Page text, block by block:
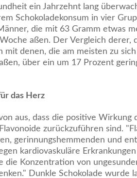
ein Jahrzehnt lang
Schokoladekonsum in vier
die mit 63 Gramm etwas
aßen. Der Vergleich derer,
mit denen, die am meisten zu
über ein um 17 Prozent
das Herz
aus, dass die positive Wirkung
zurückzuführen sind.
gerinnungshemmenden und
kardiovaskuläre
die Konzentration von
Dunkle Schokolade wurde